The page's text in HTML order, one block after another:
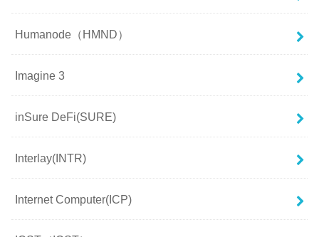
Humanode（HMND）
Imagine 3
inSure DeFi(SURE)
Interlay(INTR)
Internet Computer(ICP)